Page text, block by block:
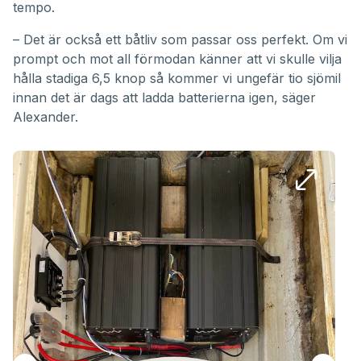
tempo.
– Det är också ett båtliv som passar oss perfekt. Om vi
prompt och mot all förmodan känner att vi skulle vilja
hålla stadiga 6,5 knop så kommer vi ungefär tio sjömil
innan det är dags att ladda batterierna igen, säger
Alexander.